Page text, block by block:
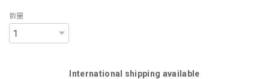
数量
International shipping available